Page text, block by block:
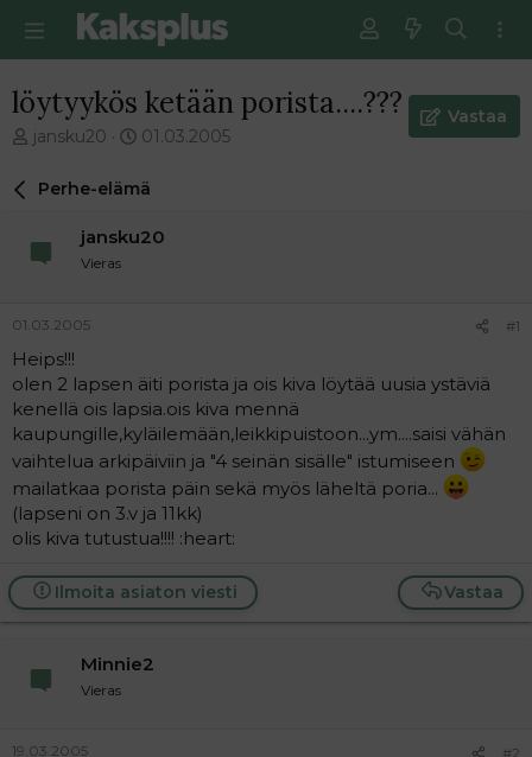
löytyykös ketään porista....???
V
e
i
t
u
n
a
o
i
t
t
a
a
jansku20
E
s
m
v
i
e
s
t
i
01.03.2005
Vastaa
Perhe-elämä
jansku20
Vieras
01.03.2005 #1
Heips!!!
olen 2 lapsen äiti porista ja ois kiva löytää uusia ystäviä
kenellä ois lapsia.ois kiva mennä
kaupungille,kyläilemään,leikkipuistoon...ym....saisi vähän
vaihtelua arkipäiviin ja "4 seinän sisälle" istumiseen
mailatkaa porista päin sekä myös läheltä poria...
(lapseni on 3.v ja 11kk)
olis kiva tutustua!!!! :heart:
Vastaa
Ilmoita asiaton viesti
Minnie2
Vieras
19.03.2005 #2